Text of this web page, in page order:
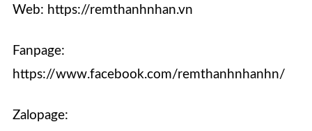
Web: https://remthanhnhan.vn
Fanpage:
https://www.facebook.com/remthanhnhanhn/
Zalopage: